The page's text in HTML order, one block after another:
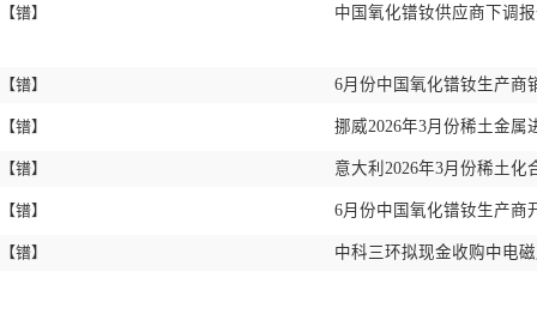
【镨】
【镨】
【镨】
【镨】
【镨】
【镨】
中国氧化镨钕供应商下调
6月份中国氧化镨钕生产商
挪威2026年3月份稀土金属
意大利2026年3月份稀土
6月份中国氧化镨钕生产商
中科三环拟现金收购中电